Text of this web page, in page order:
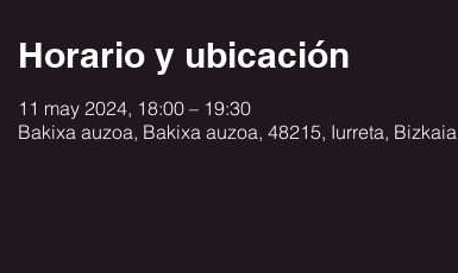
Horario y ubicación
11 may 2024, 18:00 – 19:30
Bakixa auzoa, Bakixa auzoa, 48215, Iurreta, Bizkaia